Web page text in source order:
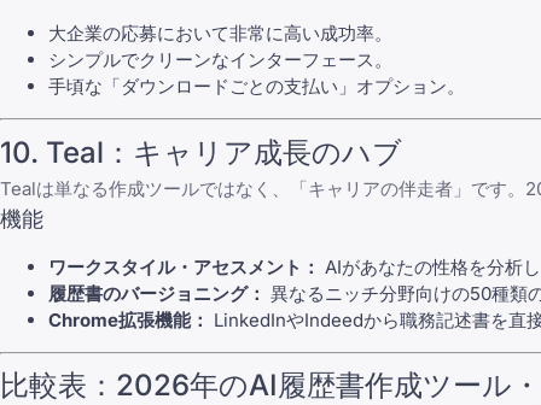
大企業の応募において非常に高い成功率。
シンプルでクリーンなインターフェース。
手頃な「ダウンロードごとの支払い」オプション。
10. Teal：キャリア成長のハブ
Tealは単なる作成ツールではなく、「キャリアの伴走者」です
機能
ワークスタイル・アセスメント： AIがあなたの性格を分析
履歴書のバージョニング： 異なるニッチ分野向けの50種類
Chrome拡張機能： LinkedInやIndeedから職務記述書を直
比較表：2026年のAI履歴書作成ツール